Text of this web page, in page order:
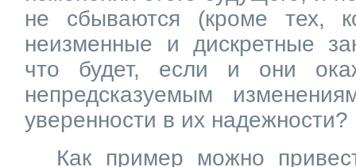
не сбываются (кроме тех,
неизменные и дискретные
что будет, если и они
непредсказуемым
уверенности в их надежности?
Как пример можно